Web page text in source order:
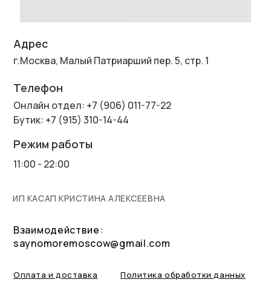
Оплата и доставка Политика обработки данных
Взаимодействие:
saynomoremoscow@gmail.com
Адрес
г.Москва, Малый Патриарший пер. 5, стр. 1
Режим работы
11:00 - 22:00
Телефон
Онлайн отдел: +7 (906) 011-77-22
Бутик: +7 (915) 310-14-44
ИП КАСАП КРИСТИНА АЛЕКСЕЕВНА